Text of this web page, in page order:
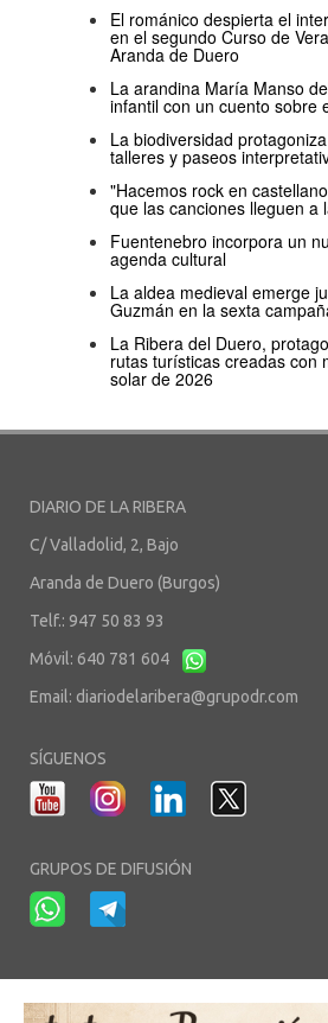
El románico despierta el
en el segundo Curso de
Aranda de Duero
La arandina María Manso
infantil con un cuento sobre
La biodiversidad
talleres y paseos
"Hacemos rock en
que las canciones lleguen a
Fuentenebro incorpora un
agenda cultural
La aldea medieval emerge
Guzmán en la sexta
La Ribera del Duero,
rutas turísticas creadas con
solar de 2026
DIARIO DE LA RIBERA
C/ Valladolid, 2, Bajo
Aranda de Duero (Burgos)
Telf.: 947 50 83 93
Móvil: 640 781 604
Email: diariodelaribera@grupodr.com
SÍGUENOS
GRUPOS DE DIFUSIÓN